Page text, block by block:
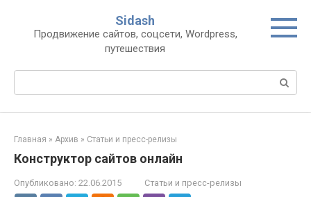
контенту
Sidash
Продвижение сайтов, соцсети, Wordpress,
путешествия
Главная » Архив » Статьи и пресс-релизы
Конструктор сайтов онлайн
Опубликовано: 22.06.2015 Статьи и пресс-релизы